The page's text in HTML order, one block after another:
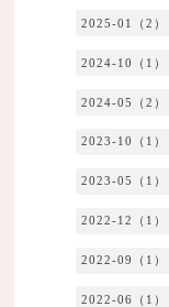
2025-01（2）
2024-10（1）
2024-05（2）
2023-10（1）
2023-05（1）
2022-12（1）
2022-09（1）
2022-06（1）